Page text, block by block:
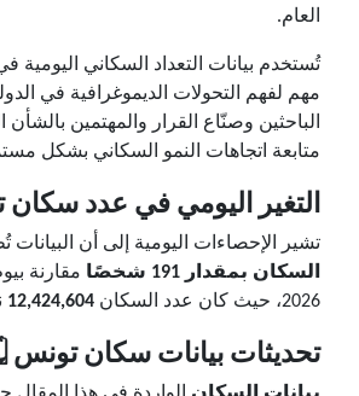
العام.
تُستخدم بيانات التعداد السكاني اليومية
مهم لفهم التحولات الديموغرافية في
الباحثين وصنّاع القرار والمهتمين
متابعة اتجاهات النمو السكاني بشكل
التغير اليومي في عدد
تشير الإحصاءات اليومية إلى أن البيانات
السكان بمقدار 191 شخصًا
2026، حيث كان عدد السكان
12,424,604
تحديثات بيانات سكان تونس